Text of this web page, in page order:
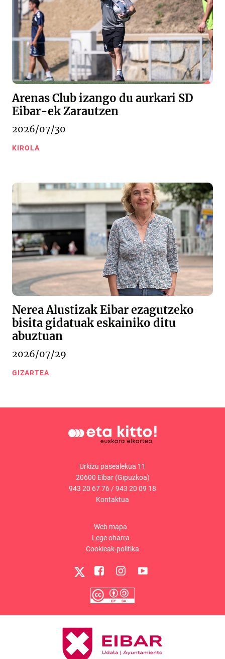
Arenas Club izango du aurkari SD
Eibar-ek Zarautzen
2026/07/30
KIROLA
Nerea Alustizak Eibar ezagutzeko
bisita gidatuak eskainiko ditu
abuztuan
2026/07/29
GIZARTEA
Urkizu pasealekua 11
20600 Eibar (Gipuzkoa)
943 20 67 76/943 20 09 18
Kontaktua
Web mapa
Lege oharra
Cookieak-politika